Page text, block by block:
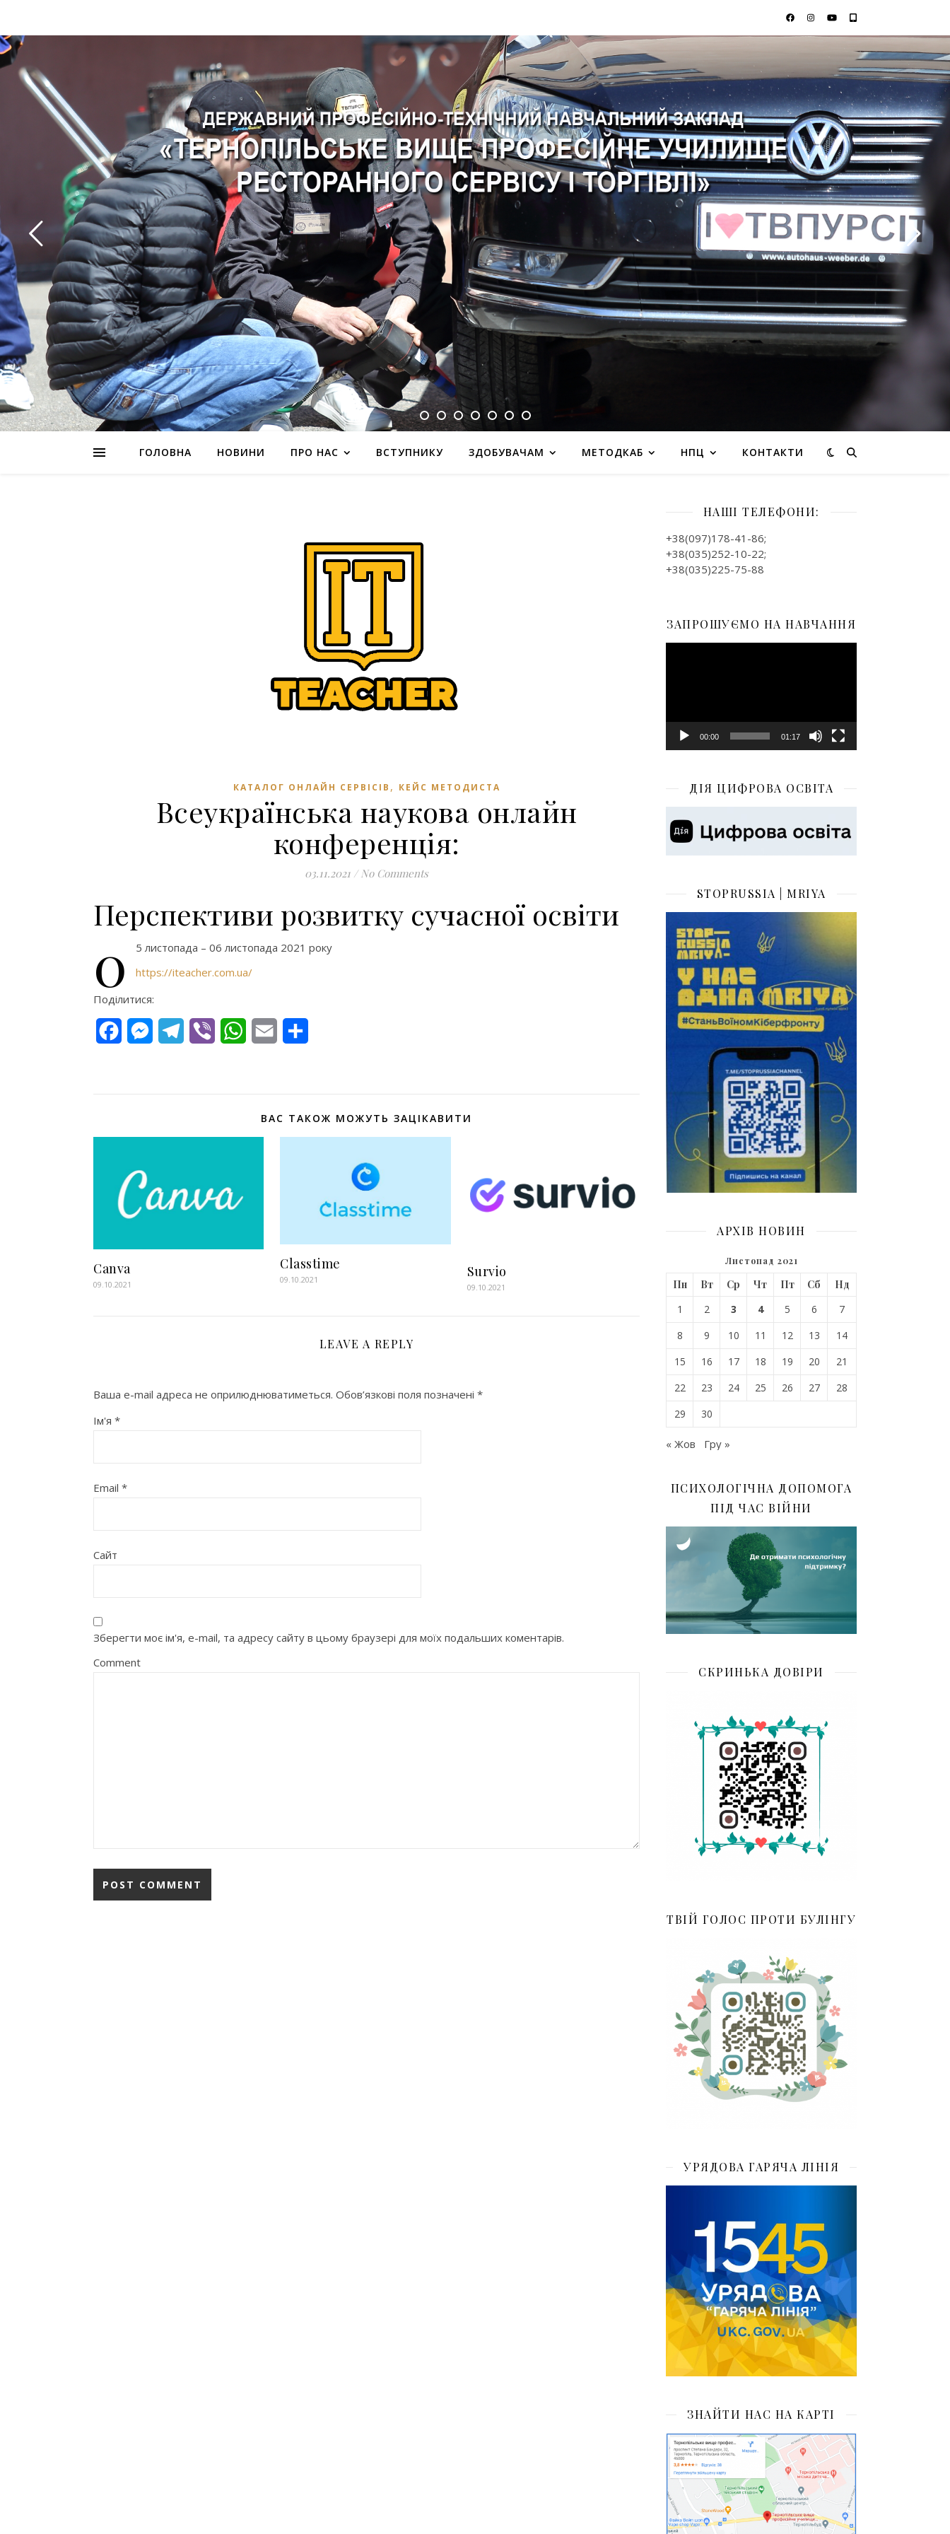
ГОЛОВНА НОВИНИ ПРО НАС ВСТУПНИКУ ЗДОБУВАЧАМ МЕТОДКАБ НПЦ КОНТАКТИ
КАТАЛОГ ОНЛАЙН СЕРВІСІВ , КЕЙС МЕТОДИСТА
Всеукраїнська наукова онлайн
конференція:
03.11.2021 / No Comments
Перспективи розвитку сучасної освіти
0
5 листопада – 06 листопада 2021 року
https://iteacher.com.ua/
Поділитися:
FacebookMessengerTelegram
Viber WhatsApp
Email
ВАС ТАКОЖ МОЖУТЬ ЗАЦІКАВИТИ
Canva
09.10.2021
Classtime
09.10.2021
Survio
09.10.2021
LEAVE A REPLY
Ваша e-mail адреса не оприлюднюватиметься. Обов’язкові поля позначені *
Ім'я *
Email *
Сайт
Зберегти моє ім'я, e-mail, та адресу сайту в цьому браузері для моїх подальших коментарів.
Comment
НАШІ ТЕЛЕФОНИ:
+38(097)178-41-86;
+38(035)252-10-22;
+38(035)225-75-88
ЗАПРОШУЄМО НА НАВЧАННЯ
00:00 01:17
ДІЯ ЦИФРОВА ОСВІТА
STOPRUSSIA | MRIYA
АРХІВ НОВИН
Листопад 2021
Пн Вт Ср Чт Пт Сб
Нд
1
2 3 4 5 6
7
8
9 10 11 12 13
14
15
16 17 18 19 20
21
22
23 24 25 26 27
28
29
30
« Жов Гру »
ПСИХОЛОГІЧНА ДОПОМОГА
ПІД ЧАС ВІЙНИ
СКРИНЬКА ДОВІРИ
ТВІЙ ГОЛОС ПРОТИ БУЛІНГУ
УРЯДОВА ГАРЯЧА ЛІНІЯ
ЗНАЙТИ НАС НА КАРТІ